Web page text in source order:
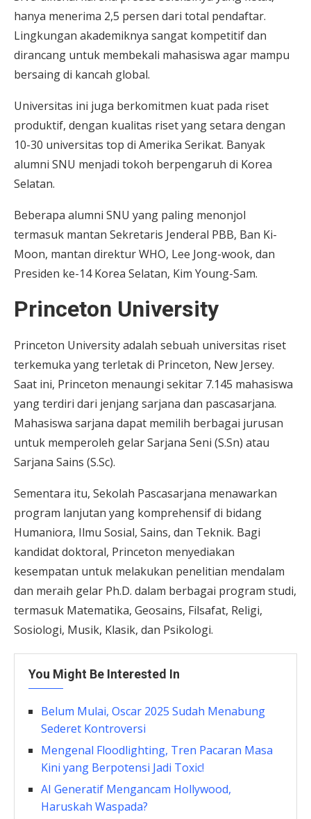
hanya menerima 2,5 persen dari total pendaftar.
Lingkungan akademiknya sangat kompetitif dan
dirancang untuk membekali mahasiswa agar mampu
bersaing di kancah global.
Universitas ini juga berkomitmen kuat pada riset
produktif, dengan kualitas riset yang setara dengan
10-30 universitas top di Amerika Serikat. Banyak
alumni SNU menjadi tokoh berpengaruh di Korea
Selatan.
Beberapa alumni SNU yang paling menonjol
termasuk mantan Sekretaris Jenderal PBB, Ban Ki-
Moon, mantan direktur WHO, Lee Jong-wook, dan
Presiden ke-14 Korea Selatan, Kim Young-Sam.
Princeton University
Princeton University adalah sebuah universitas riset
terkemuka yang terletak di Princeton, New Jersey.
Saat ini, Princeton menaungi sekitar 7.145 mahasiswa
yang terdiri dari jenjang sarjana dan pascasarjana.
Mahasiswa sarjana dapat memilih berbagai jurusan
untuk memperoleh gelar Sarjana Seni (S.Sn) atau
Sarjana Sains (S.Sc).
Sementara itu, Sekolah Pascasarjana menawarkan
program lanjutan yang komprehensif di bidang
Humaniora, Ilmu Sosial, Sains, dan Teknik. Bagi
kandidat doktoral, Princeton menyediakan
kesempatan untuk melakukan penelitian mendalam
dan meraih gelar Ph.D. dalam berbagai program studi,
termasuk Matematika, Geosains, Filsafat, Religi,
Sosiologi, Musik, Klasik, dan Psikologi.
You Might Be Interested In
Belum Mulai, Oscar 2025 Sudah Menabung
Sederet Kontroversi
Mengenal Floodlighting, Tren Pacaran Masa
Kini yang Berpotensi Jadi Toxic!
AI Generatif Mengancam Hollywood,
Haruskah Waspada?